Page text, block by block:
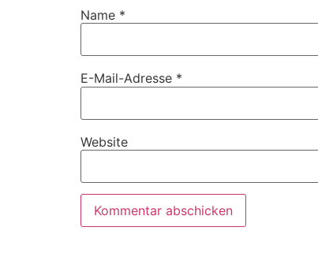
Name *
E-Mail-Adresse *
Website